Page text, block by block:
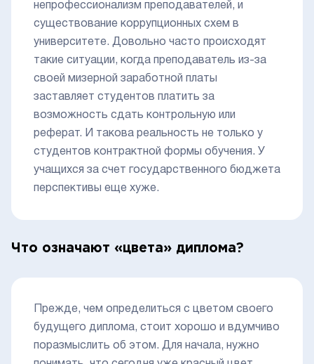
непрофессионализм преподавателей, и
существование коррупционных схем в
университете. Довольно часто происходят
такие ситуации, когда преподаватель из-за
своей мизерной заработной платы
заставляет студентов платить за
возможность сдать контрольную или
реферат. И такова реальность не только у
студентов контрактной формы обучения. У
учащихся за счет государственного бюджета
перспективы еще хуже.
Что означают «цвета» диплома?
Прежде, чем определиться с цветом своего
будущего диплома, стоит хорошо и вдумчиво
поразмыслить об этом. Для начала, нужно